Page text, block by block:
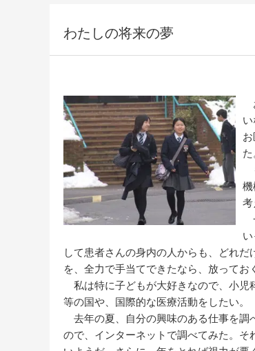
わたしの将来の夢
た
機
考
して患者さんの身内の人からも、どれ
を、全力で手当てできたなら、放ってお
私は特に子どもが大好きなので、小児
等の国や、国際的な医療活動をしたい。
去年の夏、自分の興味のある仕事を調
ので、インターネットで調べてみた。